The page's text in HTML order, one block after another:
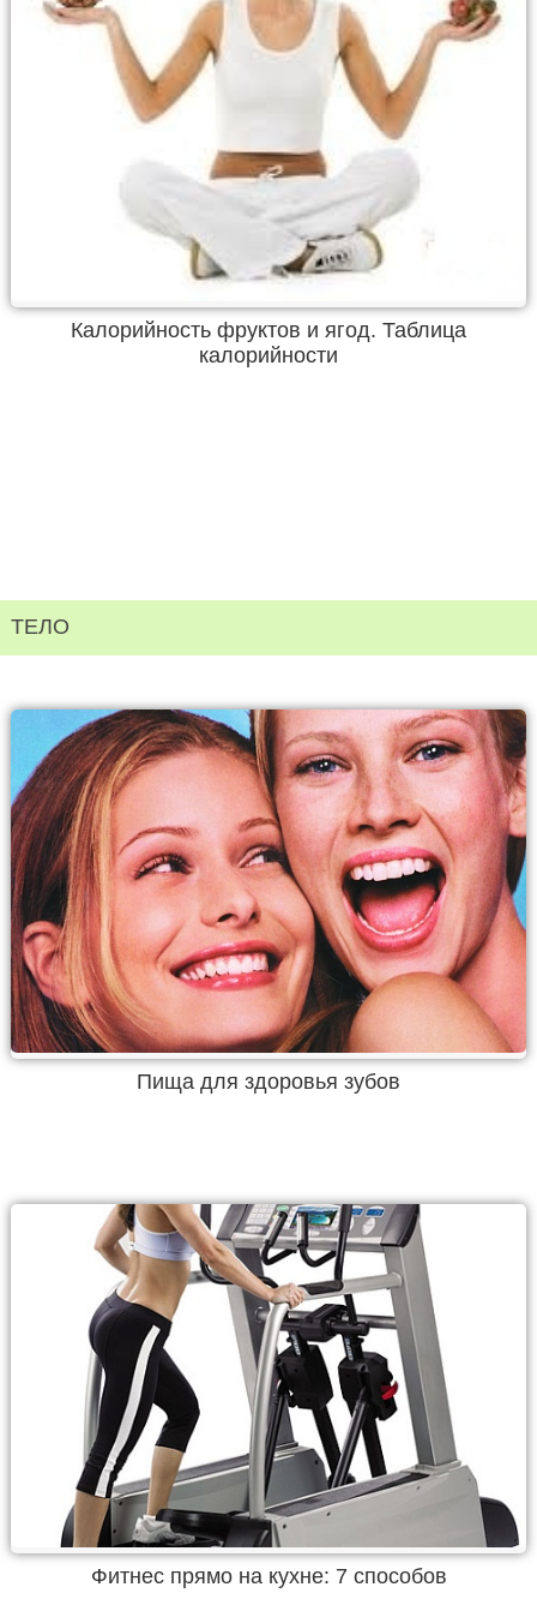
Калорийность фруктов и ягод. Таблица
калорийности
ТЕЛО
Пища для здоровья зубов
Фитнес прямо на кухне: 7 способов